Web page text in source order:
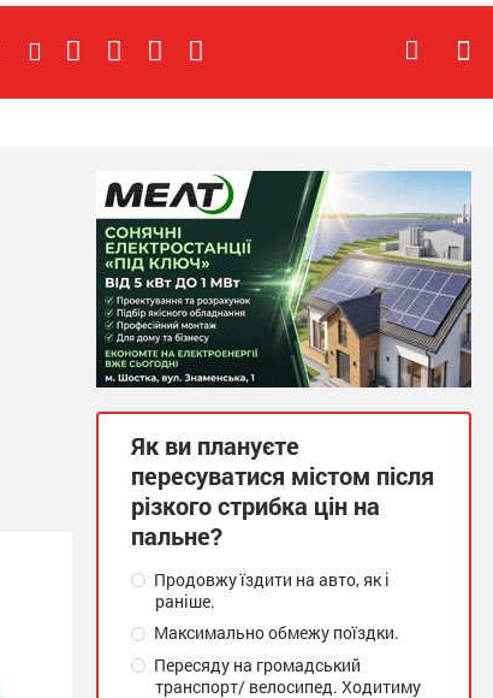
Як ви плануєте
пересуватися містом після
різкого стрибка цін на
пальне?
Продовжу їздити на авто, як і
раніше.
Максимально обмежу поїздки.
Пересяду на громадський
транспорт/ велосипед. Ходитиму